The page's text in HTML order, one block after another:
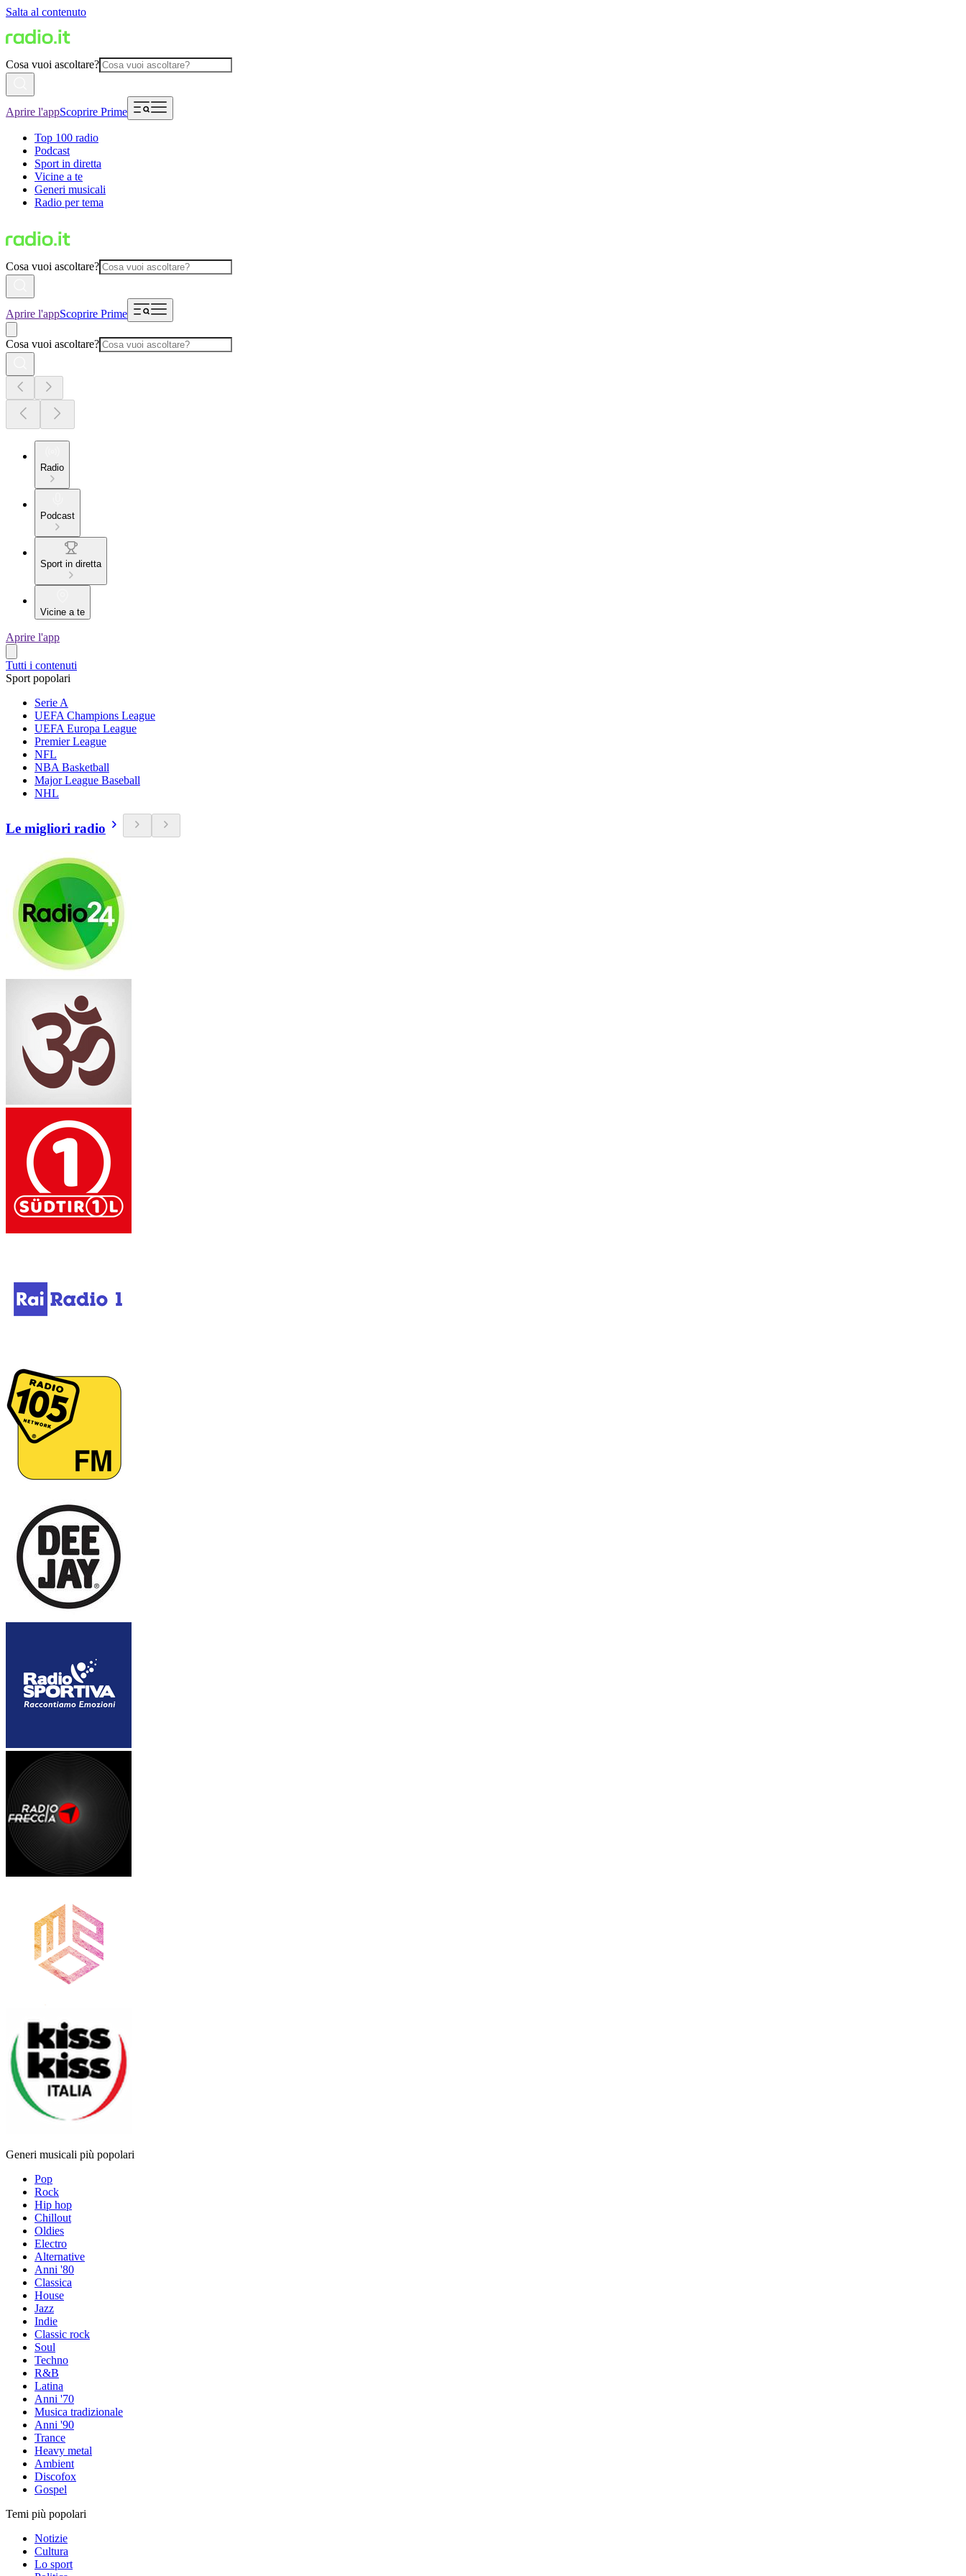
Salta al contenuto
Cosa vuoi ascoltare?
Aprire l'appScoprire Prime
Top 100 radio
Podcast
Sport in diretta
Vicine a te
Generi musicali
Radio per tema
Cosa vuoi ascoltare?
Aprire l'appScoprire Prime
Cosa vuoi ascoltare?
Radio
Podcast
Sport in diretta
Vicine a te
Aprire l'app
Tutti i contenuti
Sport popolari
Serie A
UEFA Champions League
UEFA Europa League
Premier League
NFL
NBA Basketball
Major League Baseball
NHL
Le migliori radio
Generi musicali più popolari
Pop
Rock
Hip hop
Chillout
Oldies
Electro
Alternative
Anni '80
Classica
House
Jazz
Indie
Classic rock
Soul
Techno
R&B
Latina
Anni '70
Musica tradizionale
Anni '90
Trance
Heavy metal
Ambient
Discofox
Gospel
Temi più popolari
Notizie
Cultura
Lo sport